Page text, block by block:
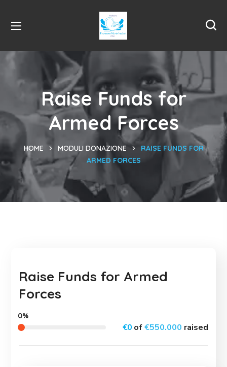
Raise Funds for
Armed Forces
HOME MODULI DONAZIONE
RAISE FUNDS FOR
ARMED FORCES
Raise Funds for Armed
Forces
€0of€550.000 raised
0%